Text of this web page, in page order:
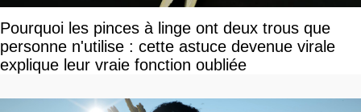
Pourquoi les pinces à linge ont deux trous que
personne n'utilise : cette astuce devenue virale
explique leur vraie fonction oubliée